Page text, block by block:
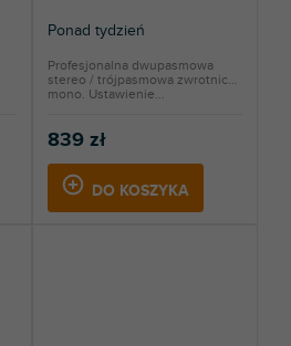
Ponad tydzień
839 zł
DO KOSZYKA
Profesjonalna dwupasmowa
stereo / trójpasmowa zwrotnica
mono. Ustawienie...